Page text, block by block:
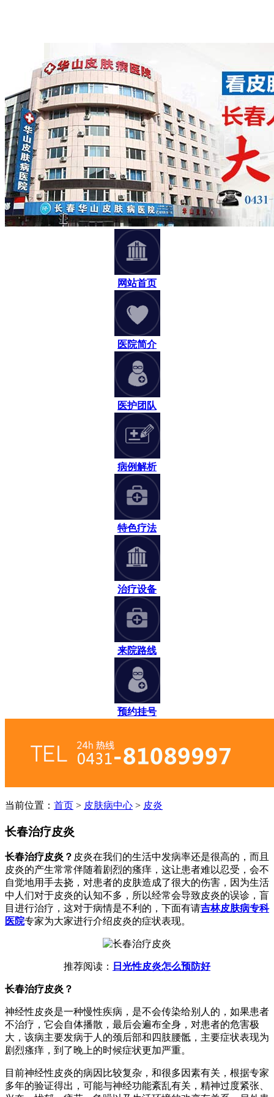
网站首页
医院简介
医护团队
病例解析
特色疗法
治疗设备
来院路线
预约挂号
当前位置： 首页 > 皮肤病中心 > 皮炎
长春治疗皮炎
长春治疗皮炎？ 皮炎在我们的生活中发病率还是很高的，而且
皮炎的产生常常伴随着剧烈的瘙痒，这让患者难以忍受，会不
自觉地用手去挠，对患者的皮肤造成了很大的伤害，因为生活
中人们对于皮炎的认知不多，所以经常会导致皮炎的误诊，盲
目进行治疗，这对于病情是不利的，下面有请吉林皮肤病专科
医院专家为大家进行介绍皮炎的症状表现。
推荐阅读： 日光性皮炎怎么预防好
长春治疗皮炎？
神经性皮炎是一种慢性疾病，是不会传染给别人的，如果患者
不治疗，它会自体播散，最后会遍布全身，对患者的危害极
大，该病主要发病于人的颈后部和四肢腰骶，主要症状表现为
剧烈瘙痒，到了晚上的时候症状更加严重。
目前神经性皮炎的病因比较复杂，和很多因素有关，根据专家
多年的验证得出，可能与神经功能紊乱有关，精神过度紧张、